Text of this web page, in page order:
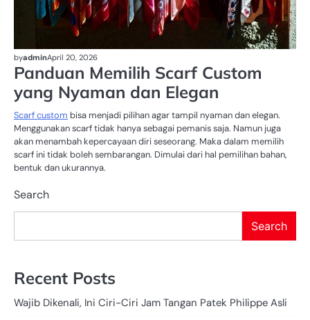
byadminApril 20, 2026
Panduan Memilih Scarf Custom
yang Nyaman dan Elegan
Scarf custom bisa menjadi pilihan agar tampil nyaman dan elegan.
Menggunakan scarf tidak hanya sebagai pemanis saja. Namun juga
akan menambah kepercayaan diri seseorang. Maka dalam memilih
scarf ini tidak boleh sembarangan. Dimulai dari hal pemilihan bahan,
bentuk dan ukurannya.
Search
Search
Recent Posts
Wajib Dikenali, Ini Ciri-Ciri Jam Tangan Patek Philippe Asli